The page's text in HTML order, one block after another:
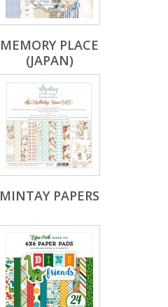
MEMORY PLACE
(JAPAN)
MINTAY PAPERS